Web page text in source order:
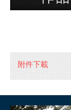
附件下載